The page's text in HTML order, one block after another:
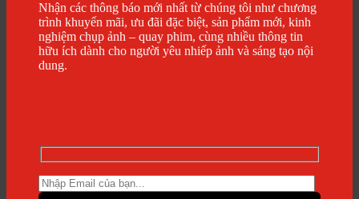
Nhận các thông báo mới nhất từ chúng tôi như chương
trình khuyến mãi, ưu đãi đặc biệt, sản phẩm mới, kinh
nghiệm chụp ảnh – quay phim, cùng nhiều thông tin
hữu ích dành cho người yêu nhiếp ảnh và sáng tạo nội
dung.